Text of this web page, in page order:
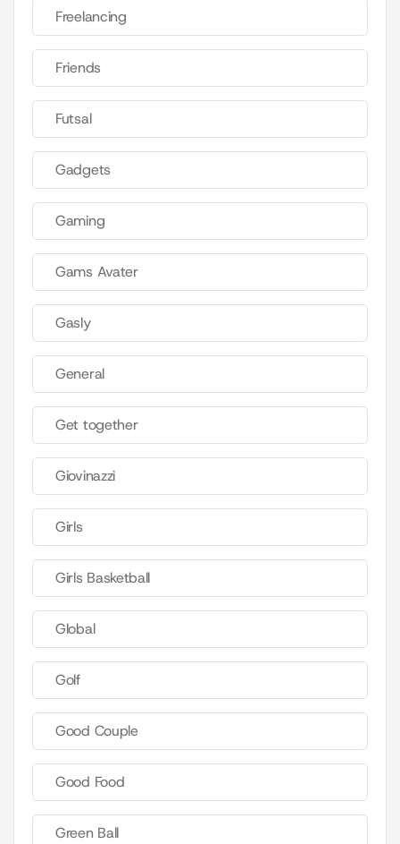
Freelancing
Friends
Futsal
Gadgets
Gaming
Gams Avater
Gasly
General
Get together
Giovinazzi
Girls
Girls Basketball
Global
Golf
Good Couple
Good Food
Green Ball